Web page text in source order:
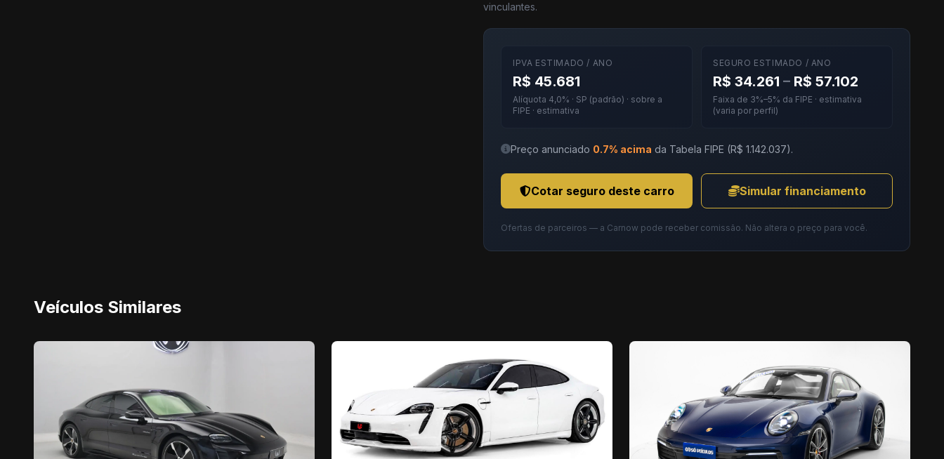
vinculantes.
IPVA ESTIMADO / ANO
R$ 45.681
Alíquota 4,0% · SP (padrão) · sobre a
FIPE · estimativa
SEGURO ESTIMADO / ANO
R$ 34.261 – R$ 57.102
Faixa de 3%–5% da FIPE · estimativa
(varia por perfil)
Preço anunciado 0.7% acima da Tabela FIPE (R$ 1.142.037).
Cotar seguro deste carro Simular financiamento
Ofertas de parceiros — a Carnow pode receber comissão. Não altera o preço para você.
Veículos Similares